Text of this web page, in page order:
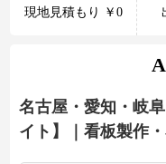
現地見積もり ￥0
名古屋・愛知・岐
イト】｜看板製作